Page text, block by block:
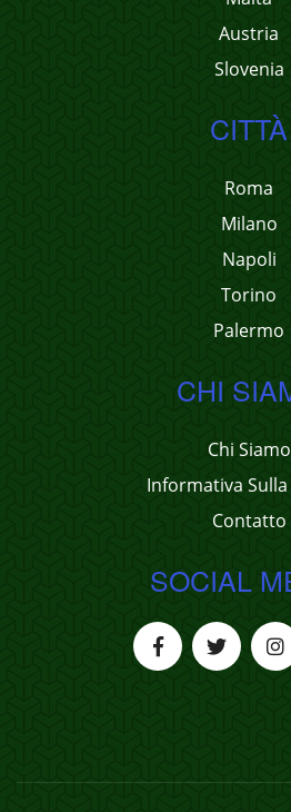
Austria
Slovenia
CITTÀ
Roma
Milano
Napoli
Torino
Palermo
CHI
Chi Siamo
Informativa
Contatto
SOCIAL